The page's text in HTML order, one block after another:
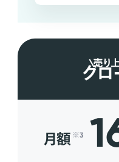
売り
グロ
月額 ※3